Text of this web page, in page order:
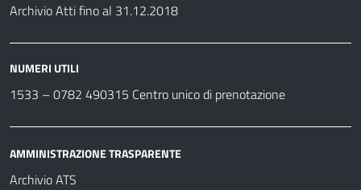
Archivio Atti fino al 31.12.2018
NUMERI UTILI
1533 – 0782 490315 Centro unico di prenotazione
AMMINISTRAZIONE TRASPARENTE
Archivio ATS